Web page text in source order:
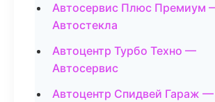
Автосервис Плюс Премиум
Автостекла
Автоцентр Турбо Техно —
Автосервис
Автоцентр Спидвей Гараж